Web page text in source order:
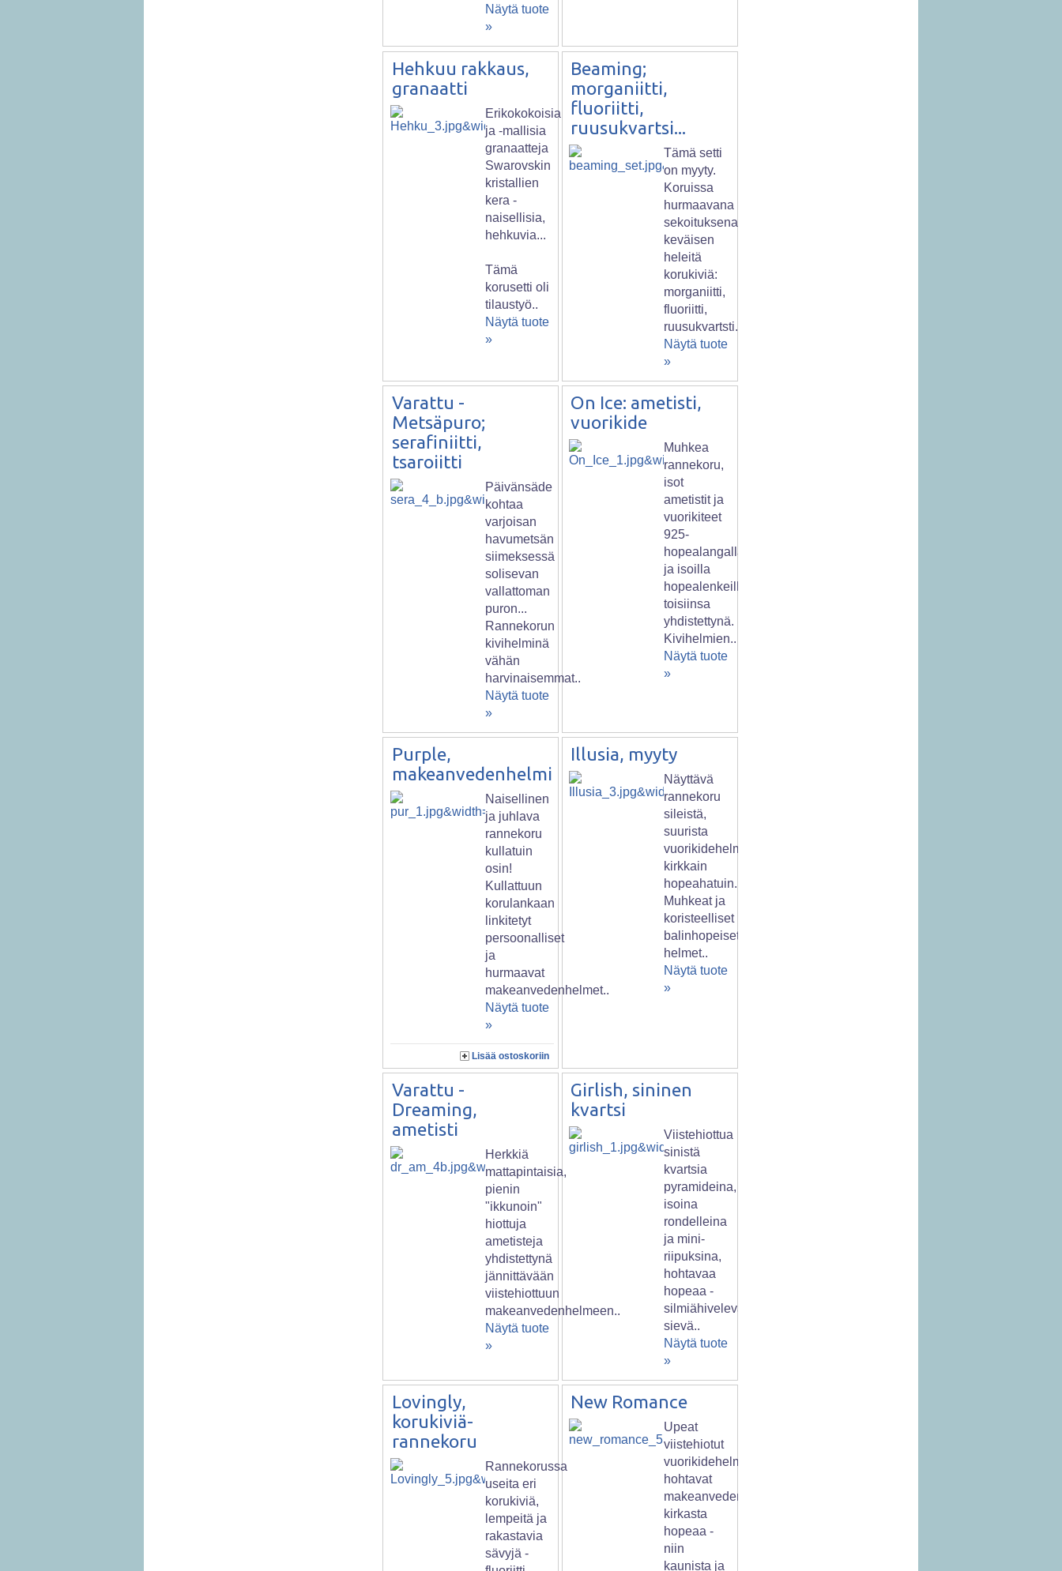
Näytä tuote
»
Hehkuu rakkaus,
granaatti
Erikokokoisia
ja -mallisia
granaatteja
Swarovskin
kristallien
kera -
naisellisia,
hehkuvia...
Tämä
korusetti oli
tilaustyö..
Näytä tuote
»
Beaming;
morganiitti,
fluoriitti,
ruusukvartsi...
Tämä setti
on myyty.
Koruissa
hurmaavana
sekoituksena
keväisen
heleitä
korukiviä:
morganiitti,
fluoriitti,
ruusukvartsti..
Näytä tuote
»
Varattu -
Metsäpuro;
serafiniitti,
tsaroiitti
Päivänsäde
kohtaa
varjoisan
havumetsän
siimeksessä
solisevan
vallattoman
puron...
Rannekorun
kivihelminä
vähän
harvinaisemmat..
Näytä tuote
»
On Ice: ametisti,
vuorikide
Muhkea
rannekoru,
isot
ametistit ja
vuorikiteet
925-
hopealangalla
ja isoilla
hopealenkeillä
toisiinsa
yhdistettynä.
Kivihelmien..
Näytä tuote
»
Purple,
makeanvedenhelmi
Naisellinen
ja juhlava
rannekoru
kullatuin
osin!
Kullattuun
korulankaan
linkitetyt
persoonalliset
ja
hurmaavat
makeanvedenhelmet..
Näytä tuote
»
Lisää ostoskoriin
Illusia, myyty
Näyttävä
rannekoru
sileistä,
suurista
vuorikidehelmistä,
kirkkain
hopeahatuin.
Muhkeat ja
koristeelliset
balinhopeiset
helmet..
Näytä tuote
»
Varattu -
Dreaming,
ametisti
Herkkiä
mattapintaisia,
pienin
"ikkunoin"
hiottuja
ametisteja
yhdistettynä
jännittävään
viistehiottuun
makeanvedenhelmeen..
Näytä tuote
»
Girlish, sininen
kvartsi
Viistehiottua
sinistä
kvartsia
pyramideina,
isoina
rondelleina
ja mini-
riipuksina,
hohtavaa
hopeaa -
silmiähivelevän
sievä..
Näytä tuote
»
Lovingly,
korukiviä-
rannekoru
Rannekorussa
useita eri
korukiviä,
lempeitä ja
rakastavia
sävyjä -
New Romance
Upeat
viistehiotut
vuorikidehelmet,
hohtavat
makeanvedenhelmet,
kirkasta
hopeaa -
niin
kaunista ja